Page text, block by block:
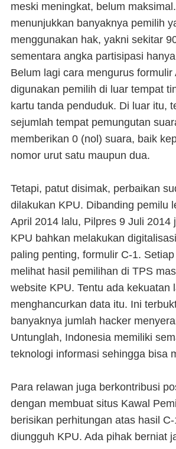
meski meningkat, belum
menunjukkan banyaknya pemilih
menggunakan hak, yakni sekitar
sementara angka partisipasi
Belum lagi cara mengurus formulir
digunakan pemilih di luar tempat
kartu tanda penduduk. Di luar itu,
sejumlah tempat pemungutan
memberikan 0 (nol) suara, baik
nomor urut satu maupun dua.
Tetapi, patut disimak, perbaikan
dilakukan KPU. Dibanding pemilu
April 2014 lalu, Pilpres 9 Juli 2014
KPU bahkan melakukan
paling penting, formulir C-1.
melihat hasil pemilihan di TPS
website KPU. Tentu ada kekuatan
menghancurkan data itu. Ini
banyaknya jumlah hacker
Untunglah, Indonesia memiliki
teknologi informasi sehingga bisa
Para relawan juga berkontribusi
dengan membuat situs Kawal
berisikan perhitungan atas hasil
diungguh KPU. Ada pihak berniat